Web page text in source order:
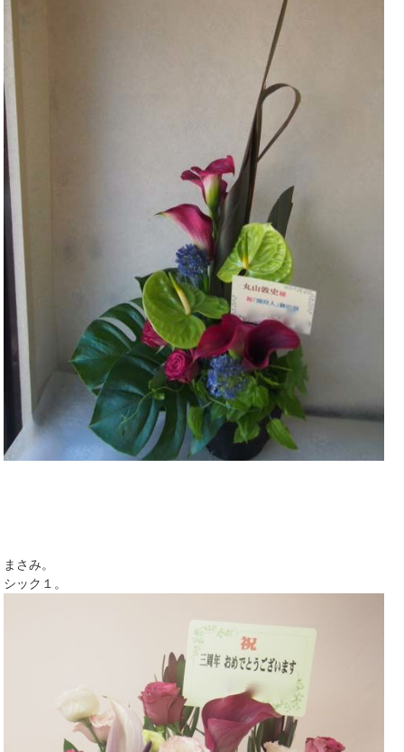
まさみ。
シック１。